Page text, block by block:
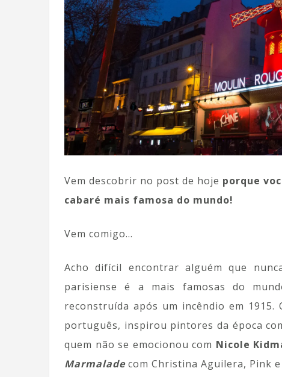
Vem descobrir no post de hoje porque
cabaré mais famosa do mundo!
Vem comigo…
Acho difícil encontrar alguém que
parisiense é a mais famosas do
reconstruída após um incêndio em
português, inspirou pintores da época
quem não se emocionou com Nicole
Marmalade com Christina Aguilera, Pink e